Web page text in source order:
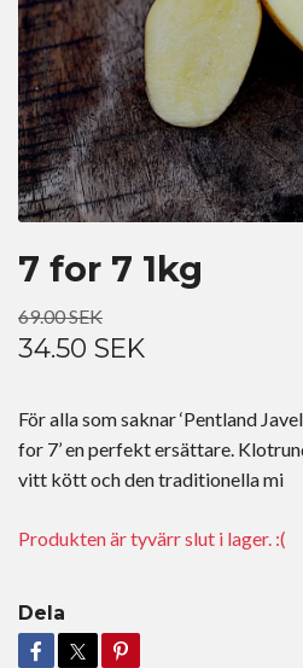
7 for 7 1kg
69.00 SEK
34.50 SEK
För alla som saknar ‘Pentland
for 7’ en perfekt ersättare.
vitt kött och den traditionella mi
Produkten är tyvärr slut i lager. :(
Dela